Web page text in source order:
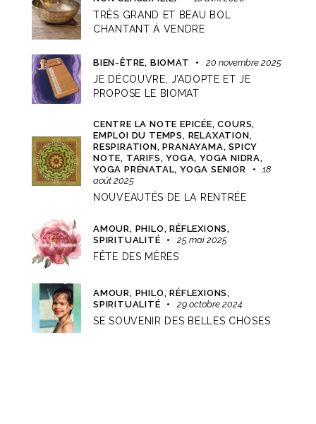
TRÈS GRAND ET BEAU BOL
CHANTANT À VENDRE
BIEN-ÊTRE, BIOMAT 20 novembre 2025
JE DÉCOUVRE, J’ADOPTE ET JE
PROPOSE LE BIOMAT
CENTRE LA NOTE EPICÉE,COURS,
EMPLOI DU TEMPS, RELAXATION,
RESPIRATION, PRANAYAMA,SPICY
NOTE, TARIFS,YOGA,YOGA NIDRA,
YOGA PRÉNATAL,YOGA SENIOR
18
août 2025
NOUVEAUTÉS DE LA RENTRÉE
AMOUR, PHILO,RÉFLEXIONS,
SPIRITUALITÉ
25 mai 2025
FÊTE DES MÈRES
AMOUR, PHILO,RÉFLEXIONS,
SPIRITUALITÉ
29 octobre 2024
SE SOUVENIR DES BELLES CHOSES